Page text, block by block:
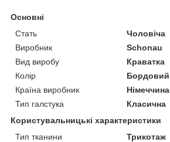
Основні
Стать
Чоловіча
Виробник
Schonau
Вид виробу
Краватка
Колір
Бордовий
Країна виробник
Німеччина
Тип галстука
Класична
Користувальницькі характеристики
Тип тканини
Трикотаж